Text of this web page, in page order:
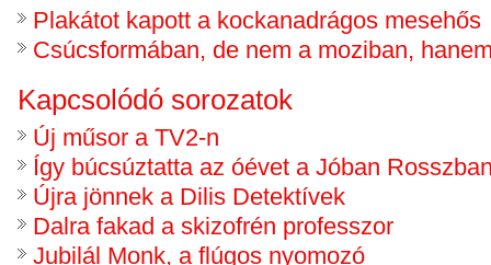
Plakátot kapott a kockanadrágos mesehős
Csúcsformában, de nem a moziban,
Kapcsolódó sorozatok
Új műsor a TV2-n
Így búcsúztatta az óévet a Jóban
Újra jönnek a Dilis Detektívek
Dalra fakad a skizofrén professzor
Jubilál Monk, a flúgos nyomozó